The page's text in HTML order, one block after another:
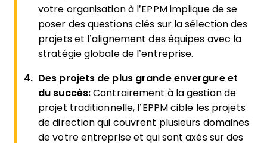
votre organisation à l’EPPM implique de se
poser des questions clés sur la sélection des
projets et l’alignement des équipes avec la
stratégie globale de l’entreprise.
Des projets de plus grande envergure et
du succès:Contrairement à la gestion de
projet traditionnelle, l’EPPM cible les projets
de direction qui couvrent plusieurs domaines
de votre entreprise et qui sont axés sur des